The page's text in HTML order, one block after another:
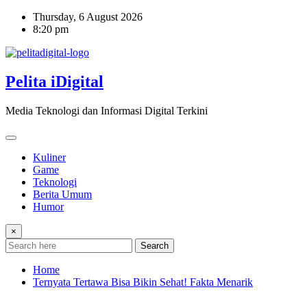
Skip
Thursday, 6 August 2026
8:20 pm
Pelita iDigital
Media Teknologi dan Informasi Digital Terkini
Kuliner
Game
Teknologi
Berita Umum
Humor
×
Search
Home
Ternyata Tertawa Bisa Bikin Sehat! Fakta Menarik